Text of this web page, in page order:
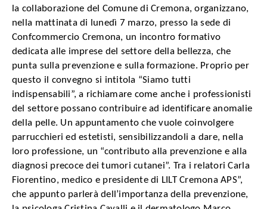
la collaborazione del Comune di Cremona, organizzano,
nella mattinata di lunedì 7 marzo, presso la sede di
Confcommercio Cremona, un incontro formativo
dedicata alle imprese del settore della bellezza, che
punta sulla prevenzione e sulla formazione. Proprio per
questo il convegno si intitola “Siamo tutti
indispensabili”, a richiamare come anche i professionisti
del settore possano contribuire ad identificare anomalie
della pelle. Un appuntamento che vuole coinvolgere
parrucchieri ed estetisti, sensibilizzandoli a dare, nella
loro professione, un “contributo alla prevenzione e alla
diagnosi precoce dei tumori cutanei”. Tra i relatori Carla
Fiorentino, medico e presidente di LILT Cremona APS”,
che appunto parlerà dell’importanza della prevenzione,